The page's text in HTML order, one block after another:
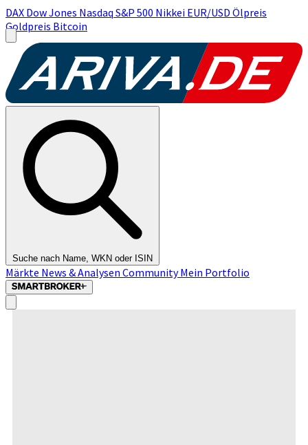
DAX Dow Jones Nasdaq S&P 500 Nikkei EUR/USD Ölpreis
Goldpreis Bitcoin
Suche nach Name, WKN oder ISIN
Märkte News & Analysen CommunityMein Portfolio